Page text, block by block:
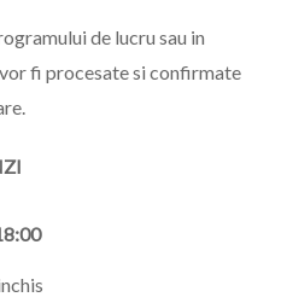
de lucru sau in
fi procesate si confirmate